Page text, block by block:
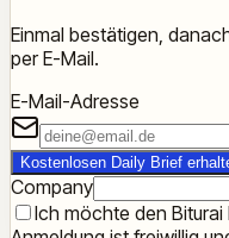
Einmal bestätigen,
per E-Mail.
E-Mail-Adresse
Kostenlosen Daily Brief
Company
Ich möchte den Biturai